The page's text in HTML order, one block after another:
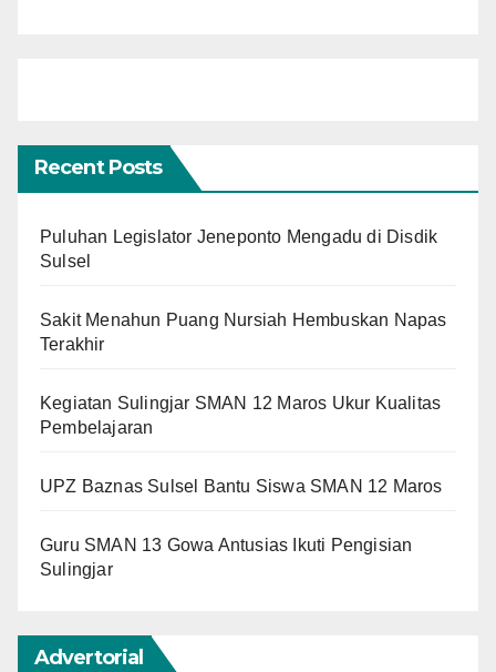
Recent Posts
Puluhan Legislator Jeneponto Mengadu di Disdik
Sulsel
Sakit Menahun Puang Nursiah Hembuskan Napas
Terakhir
Kegiatan Sulingjar SMAN 12 Maros Ukur Kualitas
Pembelajaran
UPZ Baznas Sulsel Bantu Siswa SMAN 12 Maros
Guru SMAN 13 Gowa Antusias Ikuti Pengisian
Sulingjar
Advertorial